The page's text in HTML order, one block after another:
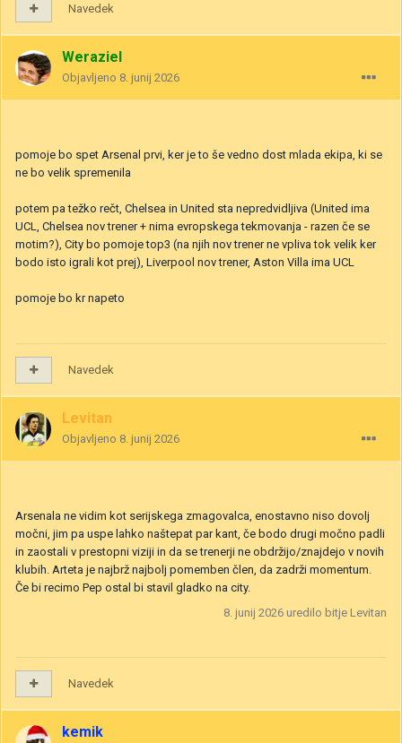
Navedek
Weraziel
Objavljeno 8. junij 2026
pomoje bo spet Arsenal prvi, ker je to še vedno dost mlada ekipa, ki se
ne bo velik spremenila
potem pa težko rečt, Chelsea in United sta nepredvidljiva (United ima
UCL, Chelsea nov trener + nima evropskega tekmovanja - razen če se
motim?), City bo pomoje top3 (na njih nov trener ne vpliva tok velik ker
bodo isto igrali kot prej), Liverpool nov trener, Aston Villa ima UCL
pomoje bo kr napeto
Navedek
Levitan
Objavljeno 8. junij 2026
Arsenala ne vidim kot serijskega zmagovalca, enostavno niso dovolj
močni, jim pa uspe lahko naštepat par kant, če bodo drugi močno padli
in zaostali v prestopni viziji in da se trenerji ne obdržijo/znajdejo v novih
klubih. Arteta je najbrž najbolj pomemben člen, da zadrži momentum.
Če bi recimo Pep ostal bi stavil gladko na city.
8. junij 2026 uredilo bitje Levitan
Navedek
kemik